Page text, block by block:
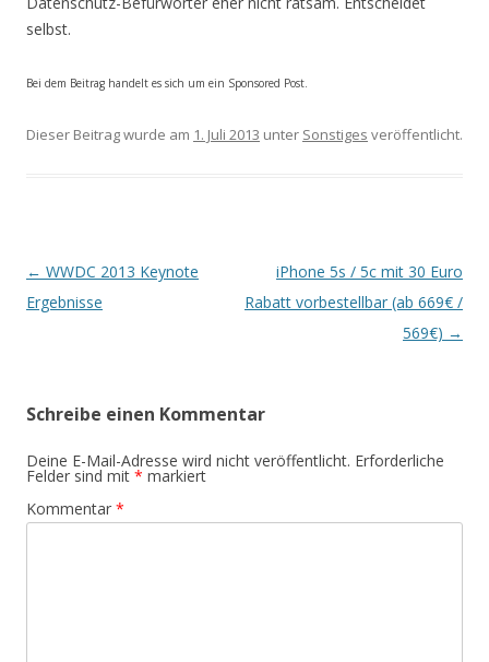
selbst.
Bei dem Beitrag handelt es sich um ein Sponsored Post.
Dieser Beitrag wurde am 1. Juli 2013 unter Sonstiges veröffentlicht.
Beitrags-
Navigation
← WWDC 2013 Keynote
Ergebnisse
iPhone 5s / 5c mit 30 Euro
Rabatt vorbestellbar (ab 669€ /
569€) →
Schreibe einen Kommentar
Deine E-Mail-Adresse wird nicht veröffentlicht. Erforderliche
Felder sind mit * markiert
Kommentar *